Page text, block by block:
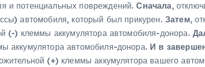
и потенциальных повреждений.Сначала,
автомобиля, который был прикурен. Затем,
(-) клеммы аккумулятора автомобиля-донора.
аккумулятора автомобиля-донора. И в
(+) клеммы аккумулятора вашего